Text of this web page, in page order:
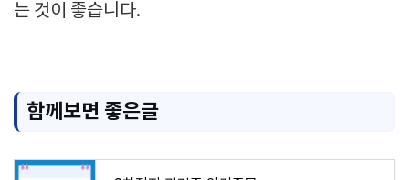
는 것이 좋습니다.
함께보면 좋은글